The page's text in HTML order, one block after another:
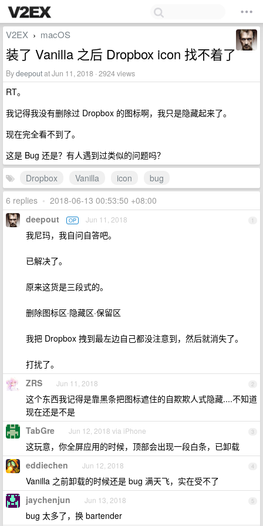
V2EX › macOS
装了 Vanilla 之后 Dropbox icon 找不着了
Bydeepoutat Jun 11, 2018 · 2924 views
RT。
我记得我没有删除过 Dropbox 的图标啊，我只是隐藏起来了。
现在完全看不到了。
这是 Bug 还是？有人遇到过类似的问题吗？
Dropbox
Vanilla icon
bug
6 replies • 2018-06-13 00:53:50 +08:00
1
deepout OP Jun 11, 2018
我尼玛，我自问自答吧。
已解决了。
原来这货是三段式的。
删除图标区·隐藏区·保留区
我把 Dropbox 拽到最左边自己都没注意到，然后就消失了。
打扰了。
2
ZRS Jun 11, 2018
这个东西我记得是靠黑条把图标遮住的自欺欺人式隐藏....不知道
现在还是不是
3
TabGre Jun 12, 2018 via iPhone
这玩意，你全屏应用的时候，顶部会出现一段白条，已卸载
4
eddiechen Jun 12, 2018
Vanilla 之前卸载的时候还是 bug 满天飞，实在受不了
5
jaychenjun Jun 13, 2018
bug 太多了，换 bartender